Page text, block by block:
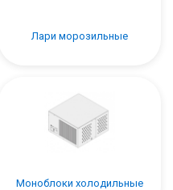
Лари морозильные
Моноблоки холодильные